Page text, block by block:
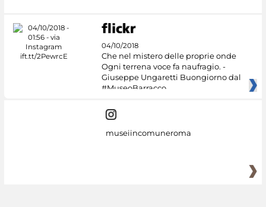
04/10/2018
Che nel mistero delle proprie onde
Ogni terrena voce fa naufragio. -
Giuseppe Ungaretti Buongiorno dal
#MuseoBarracco
museiincomuneroma